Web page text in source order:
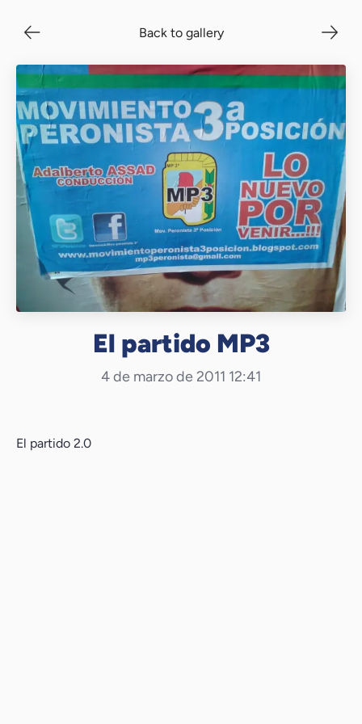
Back to gallery
El partido MP3
4 de marzo de 2011 12:41
El partido 2.0